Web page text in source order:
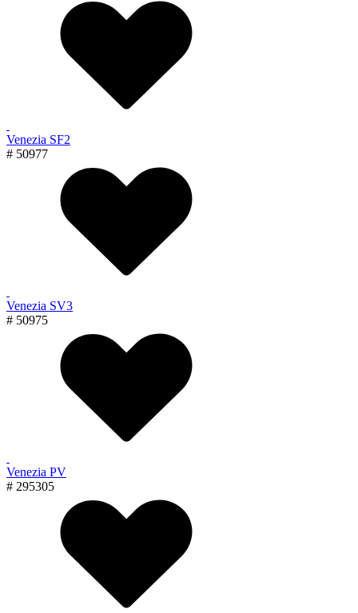
Venezia SF2
# 50977
Venezia SV3
# 50975
Venezia PV
# 295305